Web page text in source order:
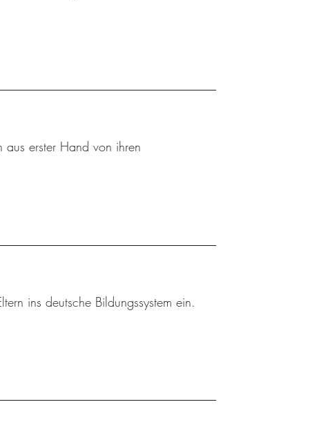
aus erster Hand von ihren
ins deutsche Bildungssystem ein.